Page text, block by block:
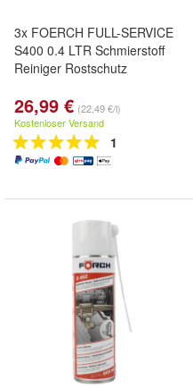
3x FOERCH FULL-SERVICE
S400 0.4 LTR Schmierstoff
Reiniger Rostschutz
26,99 € (22,49 €/l)
Kostenloser Versand
1